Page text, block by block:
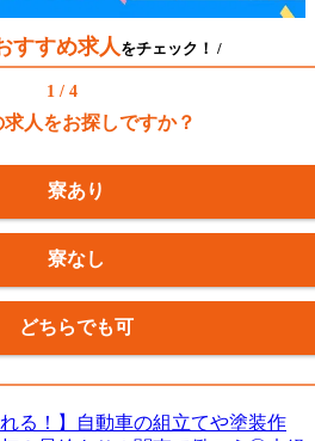
すすめ求人をチェック！ /
1 / 4
人をお探しですか？
寮あり
寮なし
どちらでも可